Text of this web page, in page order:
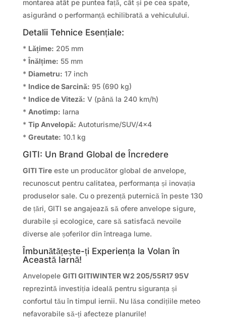
montarea atât pe puntea față, cât și pe cea spate,
asigurând o performanță echilibrată a vehiculului.
Detalii Tehnice Esențiale:
* Lățime: 205 mm
*Înălțime: 55 mm
* Diametru: 17 inch
* Indice de Sarcină: 95 (690 kg)
* Indice de Viteză: V (până la 240 km/h)
* Anotimp: Iarna
* Tip Anvelopă: Autoturisme/SUV/4×4
* Greutate: 10.1 kg
GITI: Un Brand Global de Încredere
GITI Tireeste un producător global de anvelope,
recunoscut pentru calitatea, performanța și inovația
produselor sale. Cu o prezență puternică în peste 130
de țări, GITI se angajează să ofere anvelope sigure,
durabile și ecologice, care să satisfacă nevoile
diverse ale șoferilor din întreaga lume.
Îmbunătățește-ți Experiența la Volan în
Această Iarnă!
Anvelopele GITI GITIWINTER W2 205/55R17 95V
reprezintă investiția ideală pentru siguranța și
confortul tău în timpul iernii. Nu lăsa condițiile meteo
nefavorabile să-ți afecteze planurile!